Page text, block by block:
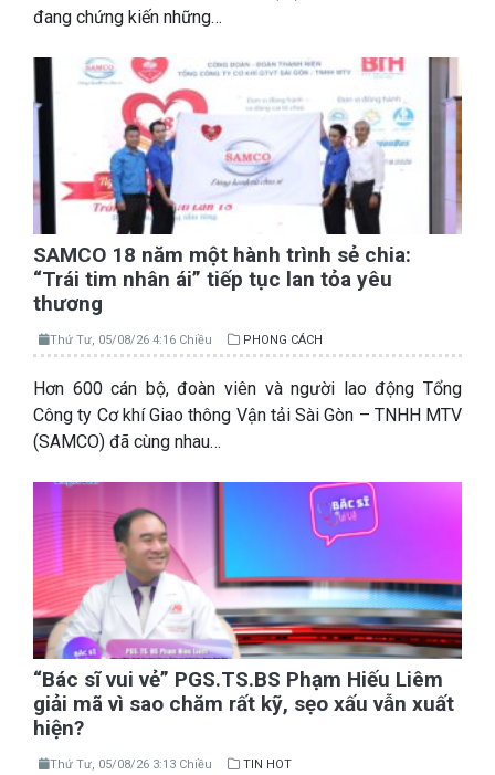
đang chứng kiến những…
SAMCO 18 năm một hành trình sẻ chia:
“Trái tim nhân ái” tiếp tục lan tỏa yêu
thương
Thứ Tư, 05/08/26 4:16 Chiều PHONG CÁCH
Hơn 600 cán bộ, đoàn viên và người lao động Tổng
Công ty Cơ khí Giao thông Vận tải Sài Gòn – TNHH MTV
(SAMCO) đã cùng nhau…
“Bác sĩ vui vẻ” PGS.TS.BS Phạm Hiếu Liêm
giải mã vì sao chăm rất kỹ, sẹo xấu vẫn xuất
hiện?
Thứ Tư, 05/08/26 3:13 Chiều TIN HOT